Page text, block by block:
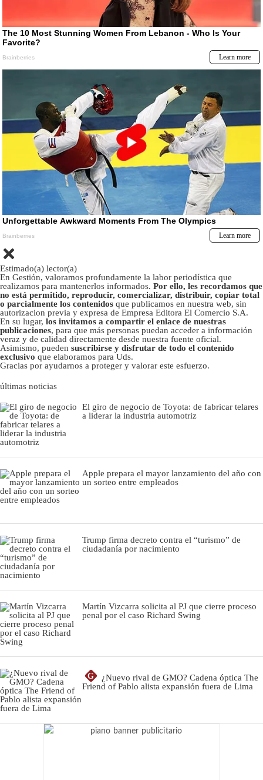
Estimado(a) lector(a)
En Gestión, valoramos profundamente la labor periodística que
realizamos para mantenerlos informados. Por ello, les recordamos que
no está permitido, reproducir, comercializar, distribuir, copiar total
o parcialmente los contenidos que publicamos en nuestra web, sin
autorizacion previa y expresa de Empresa Editora El Comercio S.A.
En su lugar, los invitamos a compartir el enlace de nuestras
publicaciones, para que más personas puedan acceder a información
veraz y de calidad directamente desde nuestra fuente oficial.
Asimismo, pueden suscribirse y disfrutar de todo el contenido
exclusivo que elaboramos para Uds.
Gracias por ayudarnos a proteger y valorar este esfuerzo.
últimas noticias
El giro de negocio de Toyota: de fabricar telares
a liderar la industria automotriz
Apple prepara el mayor lanzamiento del año con
un sorteo entre empleados
Trump firma decreto contra el “turismo” de
ciudadanía por nacimiento
Martín Vizcarra solicita al PJ que cierre proceso
penal por el caso Richard Swing
G
¿Nuevo rival de GMO? Cadena óptica The
Friend of Pablo alista expansión fuera de Lima